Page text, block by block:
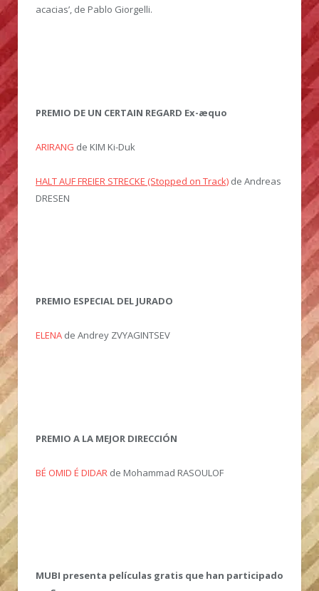
acacias’, de Pablo Giorgelli.
PREMIO DE UN CERTAIN REGARD Ex-æquo
ARIRANG de KIM Ki-Duk
HALT AUF FREIER STRECKE (Stopped on Track) de Andreas
DRESEN
PREMIO ESPECIAL DEL JURADO
ELENA de Andrey ZVYAGINTSEV
PREMIO A LA MEJOR DIRECCIÓN
BÉ OMID É DIDAR de Mohammad RASOULOF
MUBI presenta películas gratis que han participado